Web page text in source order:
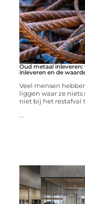
Oud metaal
inleveren en de
Veel mensen
liggen waar ze
niet bij het restafval
...